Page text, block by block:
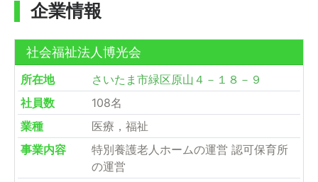
企業情報
社会福祉法人博光会
所在地
さいたま市緑区原山４－１８－９
社員数
108名
業種
医療，福祉
事業内容
特別養護老人ホームの運営 認可保育所
の運営